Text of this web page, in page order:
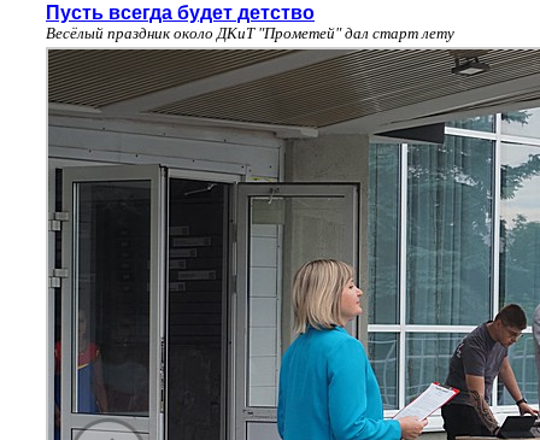
Пусть всегда будет детство
Весёлый праздник около ДКиТ "Прометей" дал старт лету